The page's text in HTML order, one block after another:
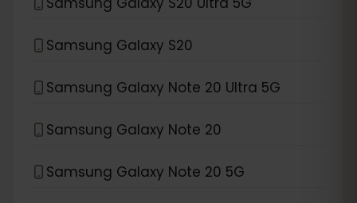
Samsung Galaxy S20
Samsung Galaxy Note 20 Ultra 5G
Samsung Galaxy Note 20
Samsung Galaxy Note 20 5G